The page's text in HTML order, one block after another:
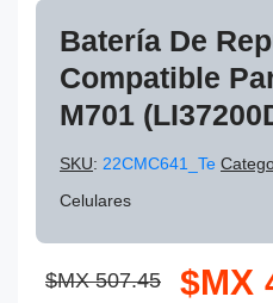
Batería De
Compatible
M701
SKU: 22CMC641_Te
Celulares
$MX 507.45 $MX